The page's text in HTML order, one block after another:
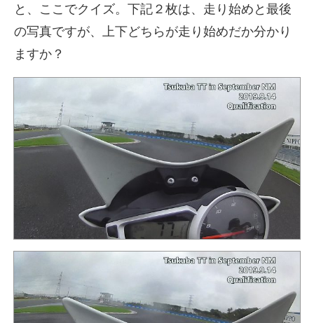
と、ここでクイズ。下記２枚は、走り始めと最後
の写真ですが、上下どちらが走り始めだか分かり
ますか？